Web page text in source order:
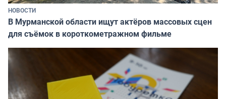
НОВОСТИ
В Мурманской области ищут актёров массовых сцен
для съёмок в короткометражном фильме